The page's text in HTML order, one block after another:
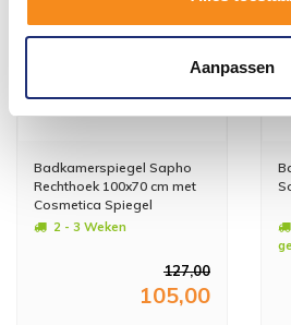
Aanpassen
Badkamerspiegel Sapho
Rechthoek 100x70 cm met
Cosmetica Spiegel
2 - 3 Weken
127,00
105,00